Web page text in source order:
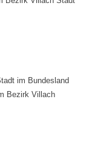
im Bundesland
Bezirk Villach